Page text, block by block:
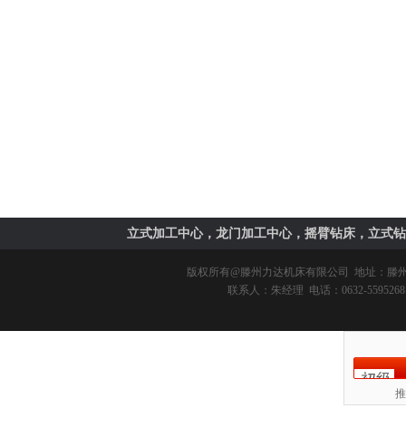
立式加工中心，龙门加工中心，摇臂钻床，立式
版权所有@滕州力达机床有限公司
地址：滕
联系人：朱经理 电话：0632-